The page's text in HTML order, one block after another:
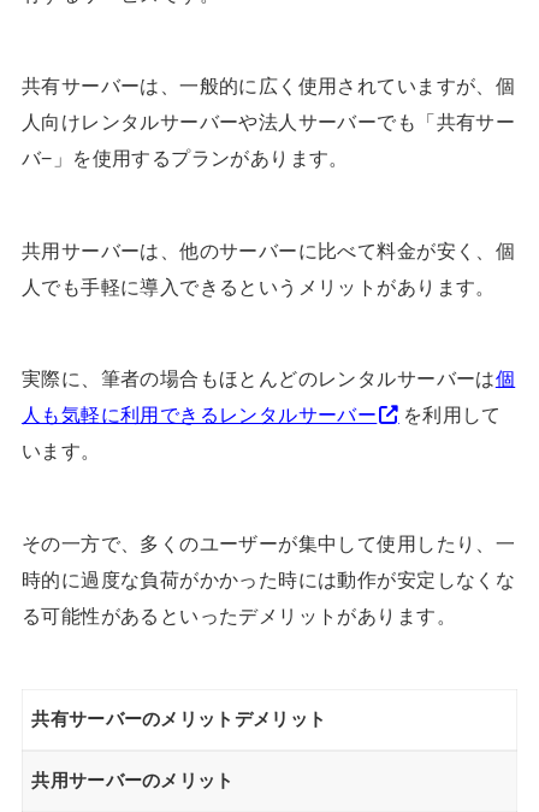
共有サーバーは、一般的に広く使用されていますが、個
人向けレンタルサーバーや法人サーバーでも「共有サー
バ−」を使用するプランがあります。
共用サーバーは、他のサーバーに比べて料金が安く、個
人でも手軽に導入できるというメリットがあります。
実際に、筆者の場合もほとんどのレンタルサーバーは個
人も気軽に利用できるレンタルサーバー
を利用して
います。
その一方で、多くのユーザーが集中して使用したり、一
時的に過度な負荷がかかった時には動作が安定しなくな
る可能性があるといったデメリットがあります。
共有サーバーのメリットデメリット
共用サーバーのメリット